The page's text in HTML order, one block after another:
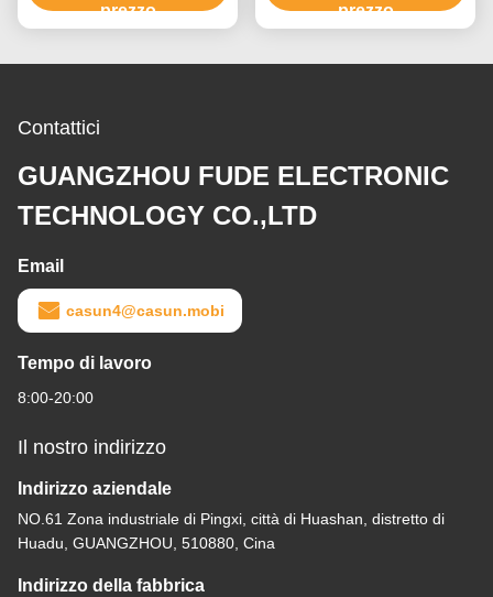
prezzo prezzo
Contattici
GUANGZHOU FUDE ELECTRONIC
TECHNOLOGY CO.,LTD
Email
casun4@casun.mobi
Tempo di lavoro
8:00-20:00
Il nostro indirizzo
Indirizzo aziendale
NO.61 Zona industriale di Pingxi, città di Huashan, distretto di
Huadu, GUANGZHOU, 510880, Cina
Indirizzo della fabbrica